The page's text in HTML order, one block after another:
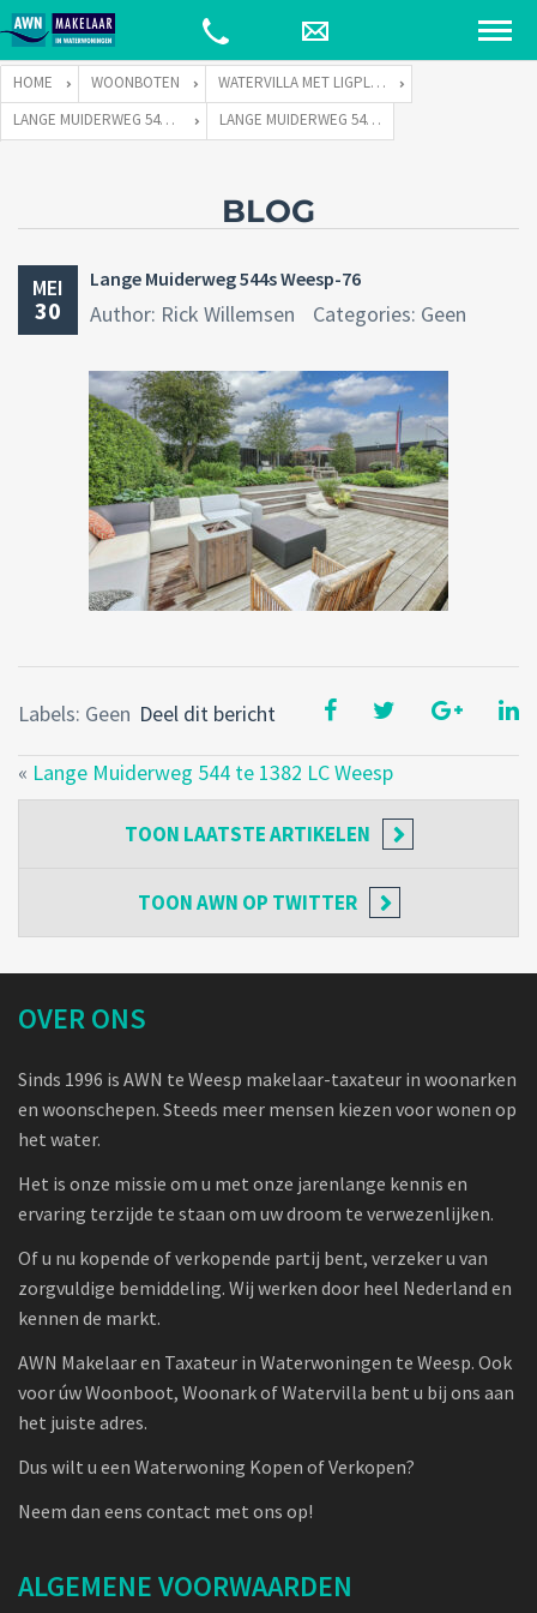
HOME WOONBOTEN
WATERVILLA MET LIGPLAATS
LANGE MUIDERWEG 544 TE 1382 LC WEESP
LANGE MUIDERWEG 544S WEESP-76
BLOG
MEI
30
Lange Muiderweg 544s Weesp-76
Author: Rick Willemsen Categories: Geen
Deel dit bericht
Labels: Geen
« Lange Muiderweg 544 te 1382 LC Weesp
TOON LAATSTE ARTIKELEN
TOONAWN OP TWITTER
OVER ONS
Sinds 1996 is AWN te Weesp makelaar-taxateur in woonarken
en woonschepen. Steeds meer mensen kiezen voor wonen op
het water.
Het is onze missie om u met onze jarenlange kennis en
ervaring terzijde te staan om uw droom te verwezenlijken.
Of u nu kopende of verkopende partij bent, verzeker u van
zorgvuldige bemiddeling. Wij werken door heel Nederland en
kennen de markt.
AWN Makelaar en Taxateur in Waterwoningen te Weesp. Ook
voor úw Woonboot, Woonark of Watervilla bent u bij ons aan
het juiste adres.
Dus wilt u een Waterwoning Kopen of Verkopen?
Neem dan eens contact met ons op!
ALGEMENE VOORWAARDEN